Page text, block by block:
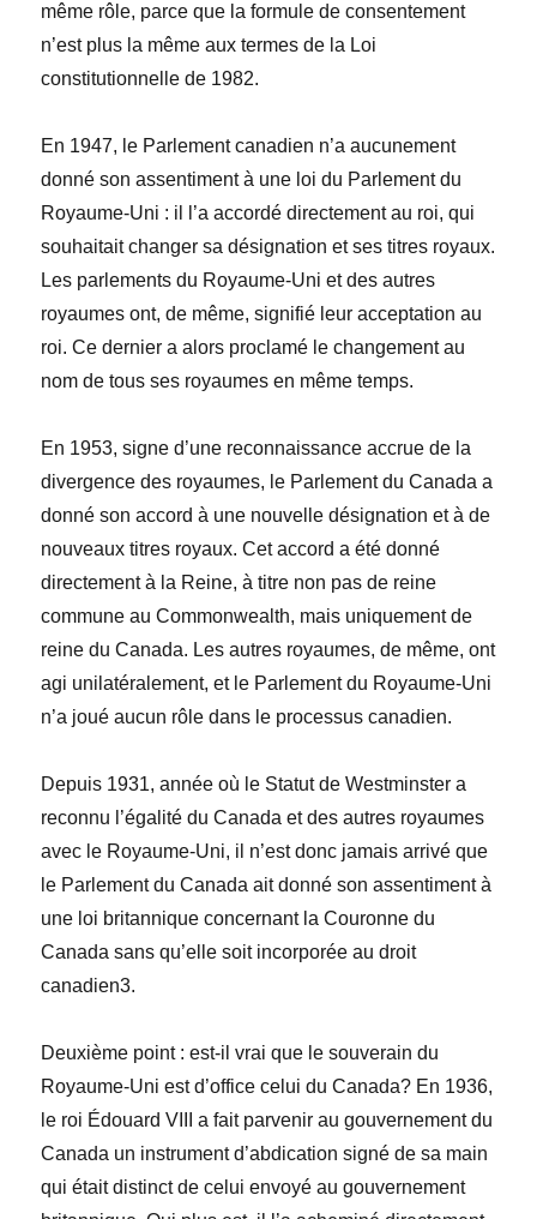
même rôle, parce que la formule de consentement
n’est plus la même aux termes de la Loi
constitutionnelle de 1982.
En 1947, le Parlement canadien n’a aucunement
donné son assentiment à une loi du Parlement du
Royaume-Uni : il l’a accordé directement au roi, qui
souhaitait changer sa désignation et ses titres royaux.
Les parlements du Royaume-Uni et des autres
royaumes ont, de même, signifié leur acceptation au
roi. Ce dernier a alors proclamé le changement au
nom de tous ses royaumes en même temps.
En 1953, signe d’une reconnaissance accrue de la
divergence des royaumes, le Parlement du Canada a
donné son accord à une nouvelle désignation et à de
nouveaux titres royaux. Cet accord a été donné
directement à la Reine, à titre non pas de reine
commune au Commonwealth, mais uniquement de
reine du Canada. Les autres royaumes, de même, ont
agi unilatéralement, et le Parlement du Royaume-Uni
n’a joué aucun rôle dans le processus canadien.
Depuis 1931, année où le Statut de Westminster a
reconnu l’égalité du Canada et des autres royaumes
avec le Royaume-Uni, il n’est donc jamais arrivé que
le Parlement du Canada ait donné son assentiment à
une loi britannique concernant la Couronne du
Canada sans qu’elle soit incorporée au droit
canadien3.
Deuxième point : est-il vrai que le souverain du
Royaume-Uni est d’office celui du Canada? En 1936,
le roi Édouard VIII a fait parvenir au gouvernement du
Canada un instrument d’abdication signé de sa main
qui était distinct de celui envoyé au gouvernement